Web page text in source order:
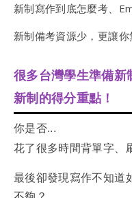
新制寫作到底怎麼考、
新制備考資源少，更讓你
很多台灣學生準備新
新制的得分重點！
你是否...
花了很多時間背單字、
最後卻發現寫作不知道